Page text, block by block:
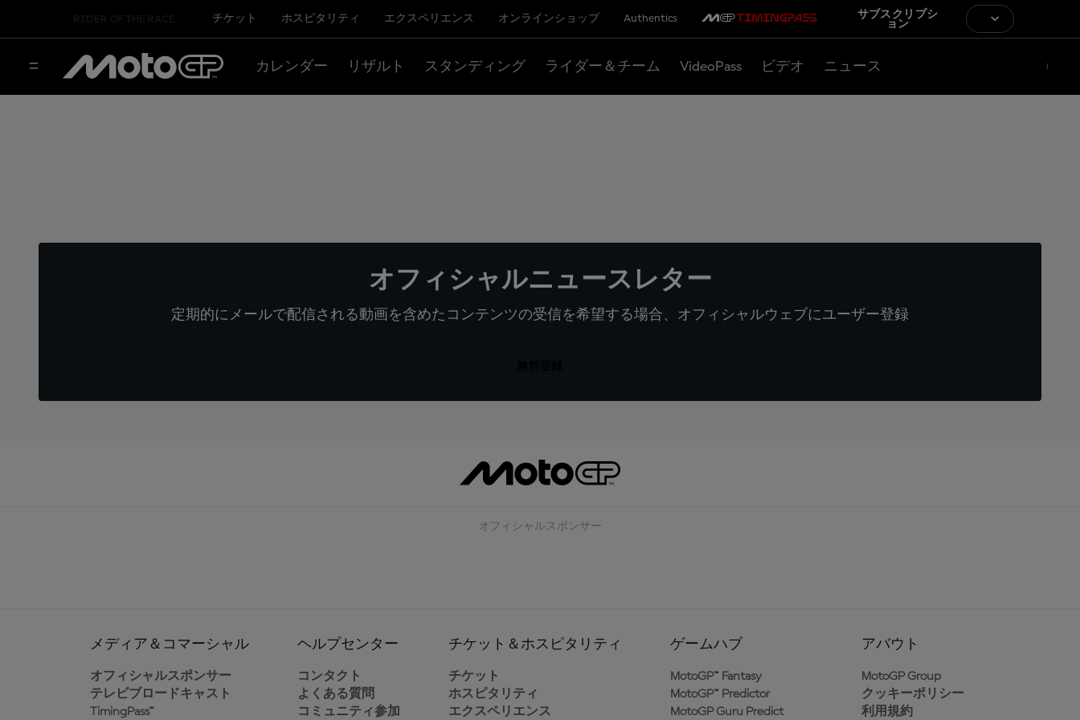
チケット ホスピタリティ エクスペリエンス オンラインショップ Authentics
サブスクリプシ
ョン
カレンダー リザルト スタンディング ライダー＆チーム VideoPass ビデオ ニュース
オフィシャルニュースレター
定期的にメールで配信される動画を含めたコンテンツの受信を希望する場合、オフィシャルウェブにユーザー登録
オフィシャルスポンサー
メディア＆コマーシャル
オフィシャルスポンサー
テレビブロードキャスト
TimingPass™
ヘルプセンター
コンタクト
よくある質問
コミュニティ参加
チケット＆ホスピタリティ
チケット
ホスピタリティ
エクスペリエンス
ゲームハブ
MotoGP™ Fantasy
MotoGP™ Predictor
MotoGP Guru Predict
アバウト
MotoGP Group
クッキーポリシー
利用規約